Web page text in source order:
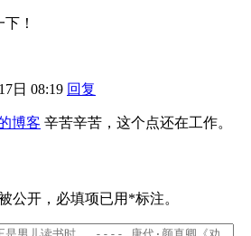
！
日 08:19 回复
博客 辛苦辛苦，这个点还在工作。
公开， 必填项已用 *标注。